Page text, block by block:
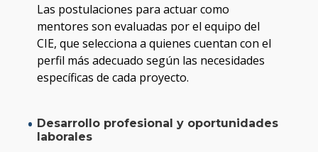
Las postulaciones para actuar como
mentores son evaluadas por el equipo del
CIE, que selecciona a quienes cuentan con el
perfil más adecuado según las necesidades
específicas de cada proyecto.
Desarrollo profesional y oportunidades
laborales